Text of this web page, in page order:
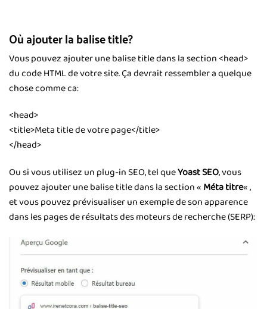
Où ajouter la balise title?
Vous pouvez ajouter une balise title dans la section <head>
du code HTML de votre site. Ça devrait ressembler a quelque
chose comme ca:
<head>
<title>Meta title de votre page</title>
</head>
Ou si vous utilisez un plug-in SEO, tel queYoast SEO, vous
pouvez ajouter une balise title dans la section « Méta titre« ,
et vous pouvez prévisualiser un exemple de son apparence
dans les pages de résultats des moteurs de recherche (SERP):